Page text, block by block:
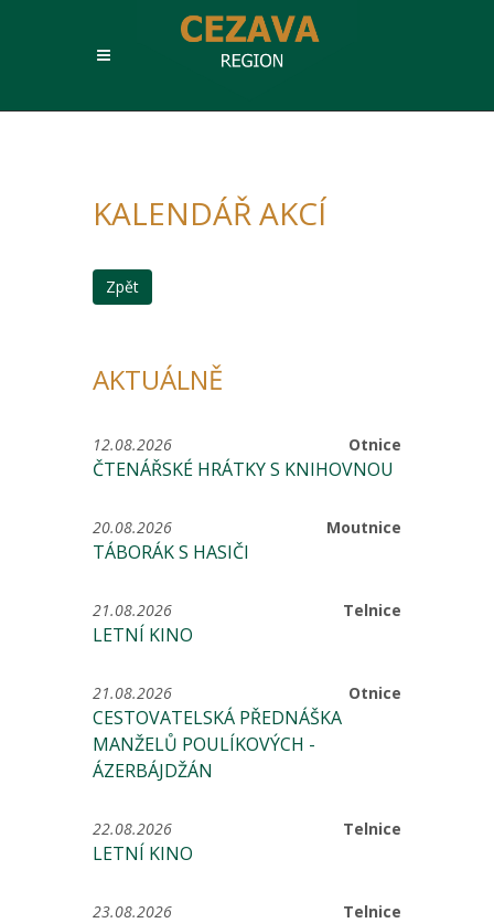
KALENDÁŘ AKCÍ
Zpět
AKTUÁLNĚ
Otnice
12.08.2026
ČTENÁŘSKÉ HRÁTKY S KNIHOVNOU
Moutnice
20.08.2026
TÁBORÁK S HASIČI
Telnice
21.08.2026
LETNÍ KINO
Otnice
21.08.2026
CESTOVATELSKÁ PŘEDNÁŠKA
MANŽELŮ POULÍKOVÝCH -
ÁZERBÁJDŽÁN
Telnice
22.08.2026
LETNÍ KINO
Telnice
23.08.2026